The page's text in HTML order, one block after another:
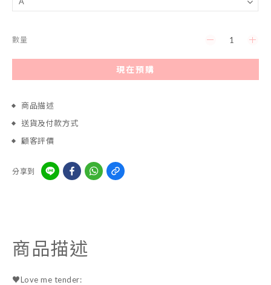
數量
現在預購
商品描述
送貨及付款方式
顧客評價
分享到
商品描述
♥Love me tender: